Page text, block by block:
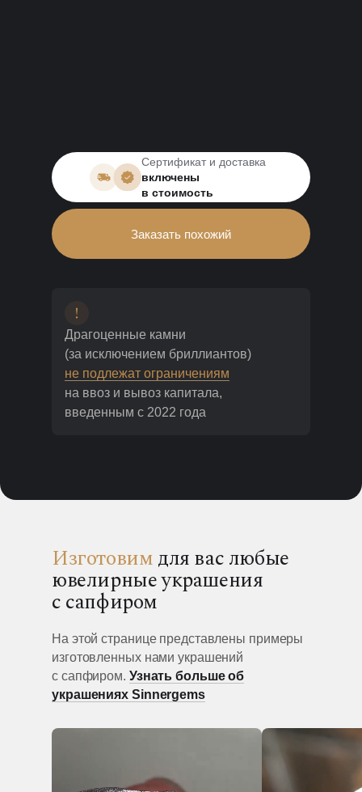
Заказать похожий
Сертификат и доставка
включены
в стоимость
Драгоценные камни
(за исключением бриллиантов)
не подлежат ограничениям
на ввоз и вывоз капитала,
введенным с 2022 года
Изготовимдля вас любые
ювелирные украшения
с сапфиром
На этой странице представлены примеры
изготовленных нами украшений
с сапфиром. Узнать больше об
украшениях Sinnergems